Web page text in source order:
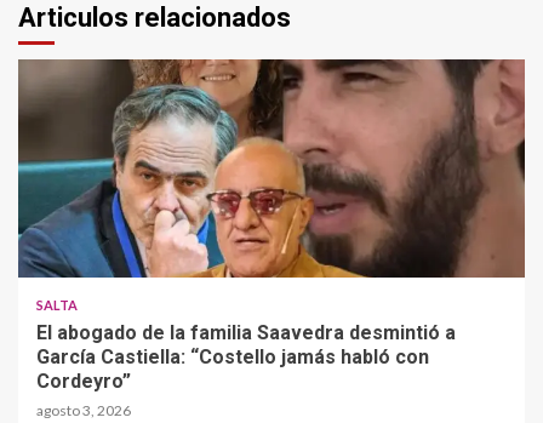
Articulos relacionados
SALTA
El abogado de la familia Saavedra desmintió a
García Castiella: “Costello jamás habló con
Cordeyro”
agosto 3, 2026